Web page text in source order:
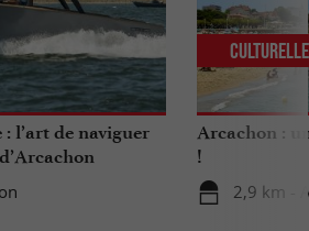
l’art de naviguer
Arcachon :
!
2,9 km -
Culturelle